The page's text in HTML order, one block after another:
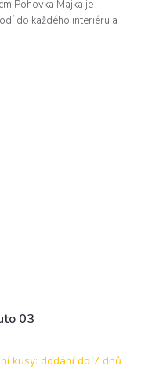
Pohovka Majka je
do každého interiéru a
03
kusy: dodání do 7 dnů